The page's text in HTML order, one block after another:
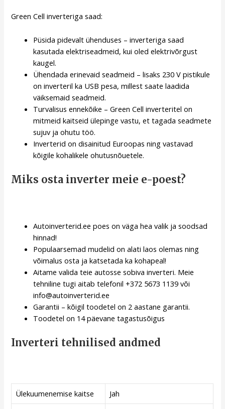
Green Cell inverteriga saad:
Püsida pidevalt ühenduses – inverteriga saad
kasutada elektriseadmeid, kui oled elektrivõrgust
kaugel.
Ühendada erinevaid seadmeid – lisaks 230 V pistikule
on inverteril ka USB pesa, millest saate laadida
väiksemaid seadmeid.
Turvalisus ennekõike – Green Cell inverteritel on
mitmeid kaitseid ülepinge vastu, et tagada seadmete
sujuv ja ohutu töö.
Inverterid on disainitud Euroopas ning vastavad
kõigile kohalikele ohutusnõuetele.
Miks osta inverter meie e-poest?
Autoinverterid.ee poes on väga hea valik ja soodsad
hinnad!
Populaarsemad mudelid on alati laos olemas ning
võimalus osta ja katsetada ka kohapeal!
Aitame valida teie autosse sobiva inverteri. Meie
tehniline tugi aitab telefonil +372 5673 1139 või
info@autoinverterid.ee
Garantii – kõigil toodetel on 2 aastane garantii.
Toodetel on 14 päevane tagastusõigus
Inverteri tehnilised andmed
Ülekuumenemise kaitse
Jah